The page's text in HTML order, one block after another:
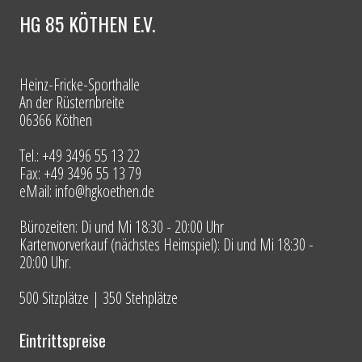
HG 85 KÖTHEN E.V.
Heinz-Fricke-Sporthalle
An der Rüsternbreite
06366 Köthen
Tel.: +49 3496 55 13 22
Fax: +49 3496 55 13 79
eMail: info@hgkoethen.de
Bürozeiten: Di und Mi 18:30 - 20:00 Uhr
Kartenvorverkauf (nächstes Heimspiel): Di und Mi 18:30 -
20:00 Uhr.
500 Sitzplätze | 350 Stehplätze
Eintrittspreise